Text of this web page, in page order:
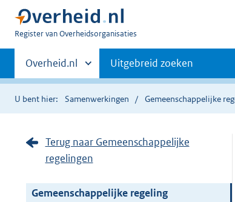
U
Register van Overheidsorganisaties
Primaire
navigatie
Andere
sites
binnen
Overheid.nl Uitgebreid zoeken
U bent hier: Samenwerkingen Gemeenschappelijke
Terug naar Gemeenschappelijke
regelingen
Gemeenschappelijke regeling